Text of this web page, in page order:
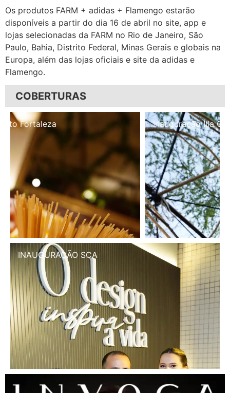
Os produtos FARM + adidas + Flamengo estarão
disponíveis a partir do dia 16 de abril no site, app e
lojas selecionadas da FARM no Rio de Janeiro, São
Paulo, Bahia, Distrito Federal, Minas Gerais e globais na
Europa, além das lojas oficiais e site da adidas e
Flamengo.
COBERTURAS
Inauguração Illa Café
INAUGURAÇÃO SCA